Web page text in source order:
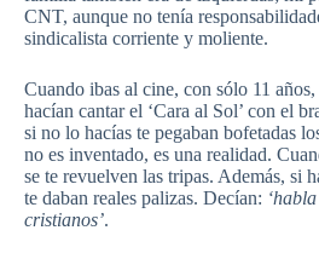
CNT, aunque no tenía
sindicalista corriente y moliente.
Cuando ibas al cine, con sólo 11
hacían cantar el ‘Cara al Sol’ con el
si no lo hacías te pegaban bofetadas
no es inventado, es una realidad.
se te revuelven las tripas. Además, si
te daban reales palizas. Decían:
cristianos’.